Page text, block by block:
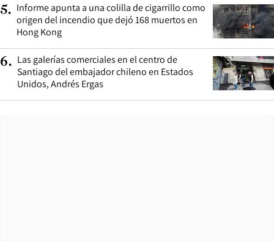
5. Informe apunta a una colilla de cigarrillo como
origen del incendio que dejó 168 muertos en
Hong Kong
6. Las galerías comerciales en el centro de
Santiago del embajador chileno en Estados
Unidos, Andrés Ergas